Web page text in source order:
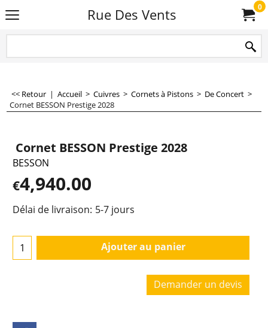
Rue Des Vents 0
<< Retour | Accueil > Cuivres > Cornets à Pistons > De Concert >
Cornet BESSON Prestige 2028
Cornet BESSON Prestige 2028
BESSON
€4,940.00
Délai de livraison: 5-7 jours
Ajouter au panier
Demander un devis